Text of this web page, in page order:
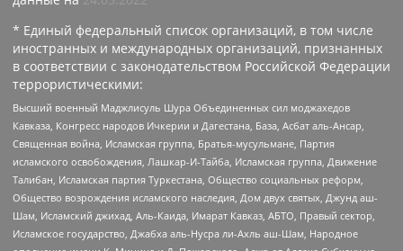
* Единый федеральный список организаций, в том числе
иностранных и международных организаций, признанных
в соответствии с законодательством Российской Федерации
террористическими:
Высший военный Маджлисуль Шура Объединенных сил моджахедов
Кавказа, Конгресс народов Ичкерии и Дагестана, База, Асбат аль-Ансар,
Священная война, Исламская группа, Братья-мусульмане, Партия
исламского освобождения, Лашкар-И-Тайба, Исламская группа, Движение
Талибан, Исламская партия Туркестана, Общество социальных реформ,
Общество возрождения исламского наследия, Дом двух святых, Джунд аш-
Шам, Исламский джихад, Аль-Каида, Имарат Кавказ, АБТО, Правый сектор,
Исламское государство, Джабха аль-Нусра ли-Ахль аш-Шам, Народное